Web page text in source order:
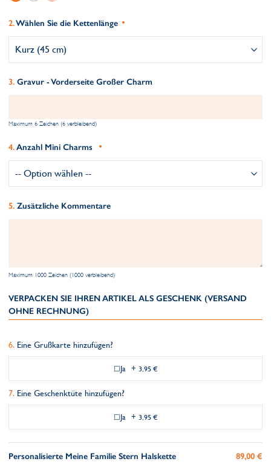
Wählen Sie die Kettenlänge
Gravur - Vorderseite Großer Charm
Maximum 6 Zeichen (6 verbleibend)
Anzahl Mini Charms
Zusätzliche Kommentare
Maximum 1000 Zeichen (1000 verbleibend)
VERPACKEN SIE IHREN ARTIKEL ALS GESCHENK (VERSAND
OHNE RECHNUNG)
Eine Grußkarte hinzufügen?
Ja + 3,95 €
Eine Geschenktüte hinzufügen?
Ja + 3,95 €
Personalisierte Meine Familie Stern Halskette 89,00 €